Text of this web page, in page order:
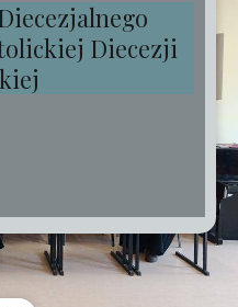
Diecezji